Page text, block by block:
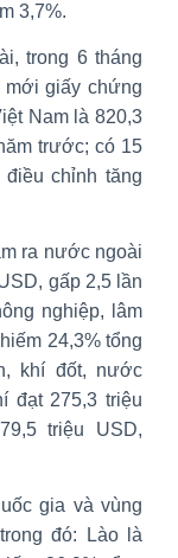
3,7%.
trong 6 tháng
giấy chứng
Nam là 820,3
trước; có 15
chỉnh tăng
ra nước ngoài
gấp 2,5 lần
nghiệp, lâm
24,3% tổng
khí đốt, nước
đạt 275,3 triệu
triệu USD,
gia và vùng
đó: Lào là